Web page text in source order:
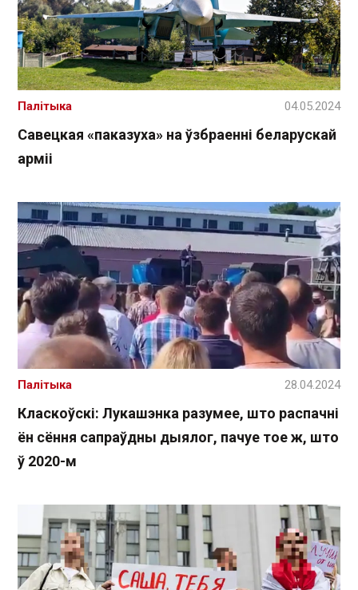
Савецкая «паказуха» на ўзбраенні беларускай
арміі
Палітыка 04.05.2024
Класкоўскі: Лукашэнка разумее, што распачні
ён сёння сапраўдны дыялог, пачуе тое ж, што
ў 2020-м
Палітыка 28.04.2024